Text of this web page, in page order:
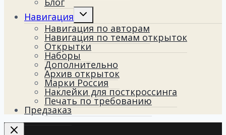
Навигация
Переключить
меню
Навигация по авторам
Навигация по темам открыток
Открытки
Наборы
Дополнительно
Архив открыток
Марки Россия
Наклейки для посткроссинга
Печать по требованию
Предзаказ